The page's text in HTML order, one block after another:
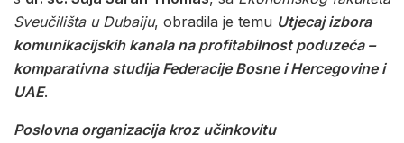
Sveučilišta u Dubaiju, obradila je temu Utjecaj izbora
komunikacijskih kanala na profitabilnost poduzeća –
komparativna studija Federacije Bosne i Hercegovine i
UAE.
Poslovna organizacija kroz učinkovitu